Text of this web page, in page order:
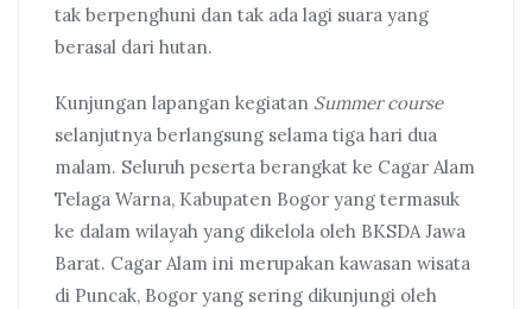
tak berpenghuni dan tak ada lagi suara yang
berasal dari hutan.
Kunjungan lapangan kegiatan Summer course
selanjutnya berlangsung selama tiga hari dua
malam. Seluruh peserta berangkat ke Cagar Alam
Telaga Warna, Kabupaten Bogor yang termasuk
ke dalam wilayah yang dikelola oleh BKSDA Jawa
Barat. Cagar Alam ini merupakan kawasan wisata
di Puncak, Bogor yang sering dikunjungi oleh